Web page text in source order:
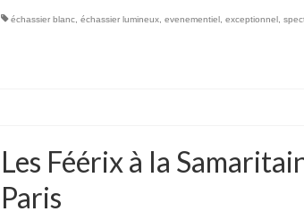
échassier blanc, échassier lumineux, evenementiel, exceptionnel,
Les Féérix à la
Paris